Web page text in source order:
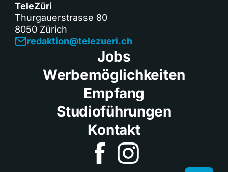
TeleZüri
Thurgauerstrasse 80
8050 Zürich
redaktion@telezueri.ch
Jobs
Werbemöglichkeiten
Empfang
Studioführungen
Kontakt